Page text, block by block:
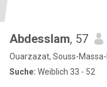
Abdesslam, 57
Ouarzazat, Souss-
Suche: Weiblich 33 - 52